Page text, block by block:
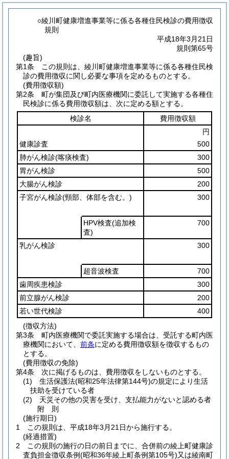
○綾川町健康増進事業等に係る各種住民検診の費用徴収
規則
平成18年3月21日
規則第65号
(趣旨)
第1条
この規則は、綾川町健康増進事業等に係る各種住民検
診の費用徴収に関し必要な事項を定めるものとする。
(費用徴収額)
第2条
町が集団及び町内医療機関に委託して実施する各種住
民検診に係る費用徴収額は、次に定める額とする。
検診名
費用徴収額
円
健康診査
500
肺がん検診(喀痰検査)
300
胃がん検診
500
大腸がん検診
200
子宮がん検診(頸部、体部を含む。) 300
HPV検査(追加検
査)
700
乳がん検診 300
超音波検査
700
歯周疾患検診
300
前立腺がん検診
200
若い世代検診
400
(徴収方法)
第3条
町内医療機関で委託実施する場合は、受託する町内医
療機関において、 前条に定める費用徴収額を徴収するもの
とする。
(費用徴収の免除)
第4条
次に掲げるものは、費用徴収をしないものとする。
(1)
生活保護法(昭和25年法律第144号)の規定により生活
扶助を受けている者
(2)
天災その他の災害を受け、支払能力がないと認める者
附 則
(施行期日)
1
この規則は、平成18年3月21日から施行する。
(経過措置)
2
この規則の施行の日の前日までに、合併前の綾上町健康診
査負担金徴収条例(昭和36年綾上町条例第105号)又は綾南町